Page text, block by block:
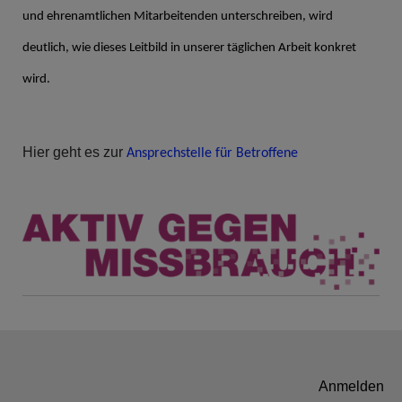
und ehrenamtlichen Mitarbeitenden unterschreiben, wird
deutlich, wie dieses Leitbild in unserer täglichen Arbeit konkret
wird.
Hier geht es zur Ansprechstelle für Betroffene
Anmelden